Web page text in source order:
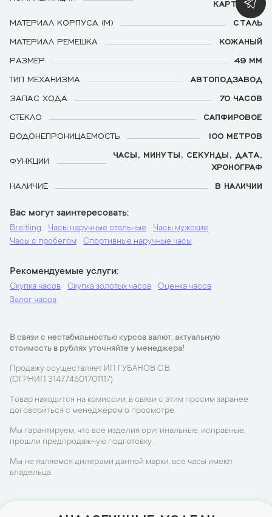
КАРТОЧКА)
МАТЕРИАЛ КОРПУСА (М)
СТАЛЬ
МАТЕРИАЛ РЕМЕШКА
КОЖАНЫЙ
РАЗМЕР
49 ММ
ТИП МЕХАНИЗМА
АВТОПОДЗАВОД
ЗАПАС ХОДА
70 ЧАСОВ
СТЕКЛО
САПФИРОВОЕ
ВОДОНЕПРОНИЦАЕМОСТЬ
100 МЕТРОВ
ФУНКЦИИ
ЧАСЫ, МИНУТЫ, СЕКУНДЫ, ДАТА,
ХРОНОГРАФ
НАЛИЧИЕ
В НАЛИЧИИ
Вас могут заинтересовать
Breitling Часы наручные стальные
Часы мужские
Часы с пробегом
Спортивные наручные часы
Рекомендуемые услуги
Скупка часов Скупка золотых часов
Оценка часов
Залог часов
В связи с нестабильностью курсов валют, актуальную
стоимость в рублях уточняйте у менеджера!
Продажу осуществляет ИП ГУБАНОВ С.В.
(ОГРНИП 314774601701117)
Товар находится на комиссии, в связи с этим просим заранее
договориться с менеджером о просмотре.
Мы гарантируем, что все изделия оригинальные, исправные,
прошли предпродажную подготовку.
Мы не являемся дилерами данной марки, все часы имеют
владельца.